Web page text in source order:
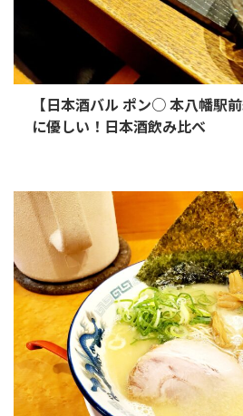
【日本酒バル ポン○ 本八幡駅
に優しい！日本酒飲み比べ